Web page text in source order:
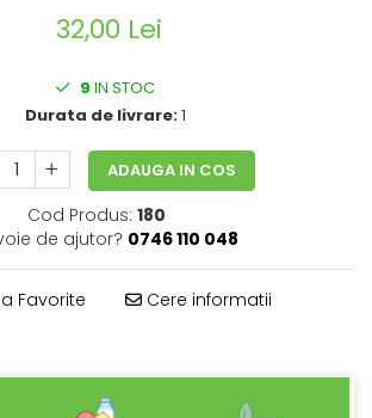
APARAT
DIGESTIE-
32,00 Lei
9 IN STOC
Durata de livrare:1
ADAUGA IN COS
Cod Produs: 180
de ajutor? 0746 110 048
Favorite Cere informatii